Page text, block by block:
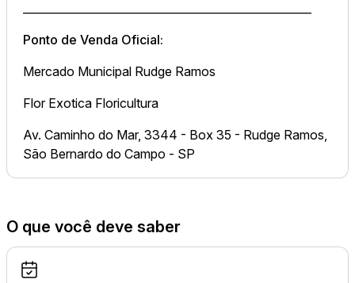
Ponto de Venda Oficial:
Mercado Municipal Rudge Ramos
Flor Exotica Floricultura
Av. Caminho do Mar, 3344 - Box 35 - Rudge Ramos,
São Bernardo do Campo - SP
O que você deve saber